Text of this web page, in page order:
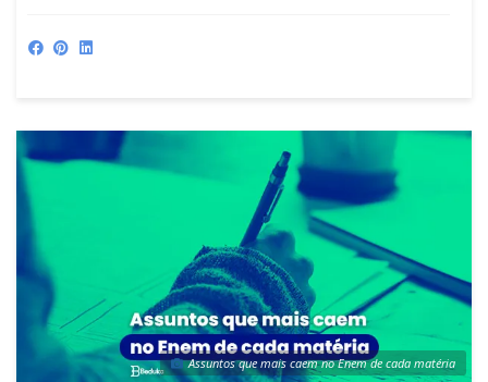
Assuntos que mais caem no Enem de cada matéria